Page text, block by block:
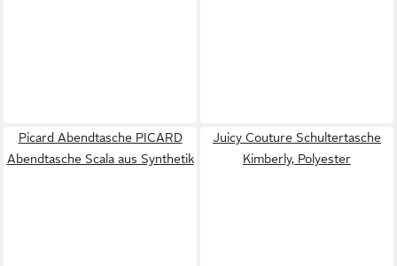
Picard Abendtasche PICARD
Abendtasche Scala aus Synthetik
Juicy Couture Schultertasche
Kimberly, Polyester